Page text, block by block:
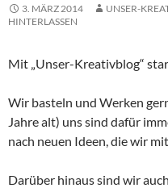
3. MÄRZ 2014 UNSER-
HINTERLASSEN
Mit „Unser-Kreativblog“
Wir basteln und Werken
Jahre alt) uns sind dafür
nach neuen Ideen, die wir
Darüber hinaus sind wir